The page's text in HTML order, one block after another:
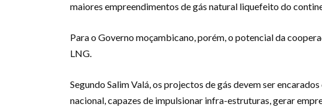
maiores empreendimentos de gás natural liquefeito do
Para o Governo moçambicano, porém, o potencial da
LNG.
Segundo Salim Valá, os projectos de gás devem ser
nacional, capazes de impulsionar infra-estruturas, gerar